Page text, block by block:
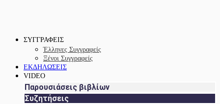
ΣΥΓΓΡΑΦΕΙΣ
Έλληνες Συγγραφείς
Ξένοι Συγγραφείς
ΕΚΔΗΛΩΣΕΙΣ
VIDEO
Παρουσιάσεις βιβλίων
Συζητήσεις